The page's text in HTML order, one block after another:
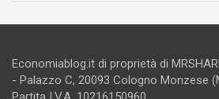
Economiablog.it di proprietà di
- Palazzo C, 20093 Cologno Monzese